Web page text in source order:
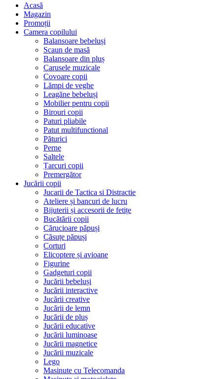
Acasă
Magazin
Promoții
Camera copilului
Balansoare bebeluși
Scaun de masă
Balansoare din pluș
Carusele muzicale
Covoare copii
Lămpi de veghe
Leagăne bebeluși
Mobilier pentru copii
Birouri copii
Paturi pliabile
Patut multifunctional
Păturici
Perne
Saltele
Țarcuri copii
Premergător
Jucării copii
Jucarii de Tactica si Distractie
Ateliere și bancuri de lucru
Bijuterii și accesorii de fetițe
Bucătării copii
Cărucioare păpuși
Căsuțe păpuși
Corturi
Elicoptere și avioane
Figurine
Gadgeturi copii
Jucării bebeluși
Jucării interactive
Jucării creative
Jucării de lemn
Jucării de pluș
Jucării educative
Jucării luminoase
Jucării magnetice
Jucării muzicale
Lego
Masinute cu Telecomanda